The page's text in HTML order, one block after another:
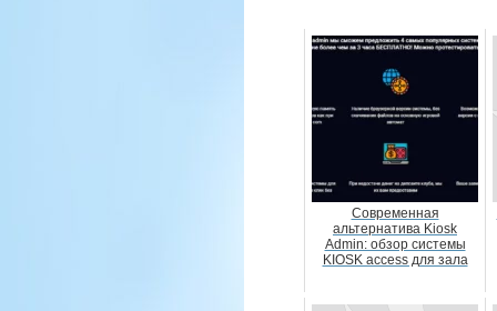
Современная
альтернатива Kiosk
Admin: обзор системы
KIOSK access для зала